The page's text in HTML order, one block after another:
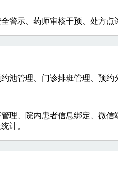
警示、药师审核干预、处方
池管理、门诊排班管理、预约
理、院内患者信息绑定、微
计。